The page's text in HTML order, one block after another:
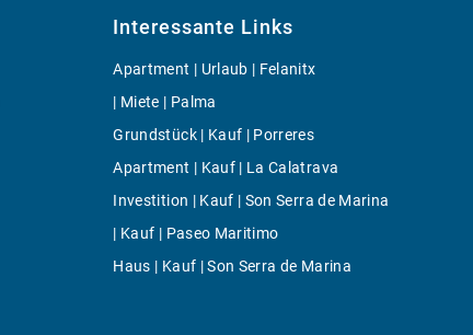
Interessante Links
Apartment | Urlaub | Felanitx
| Miete | Palma
Grundstück | Kauf | Porreres
Apartment | Kauf | La Calatrava
Investition | Kauf | Son Serra de Marina
| Kauf | Paseo Maritimo
Haus | Kauf | Son Serra de Marina